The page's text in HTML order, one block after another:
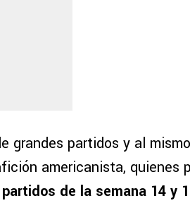
grandes partidos y al mismo
americanista, quienes
de la semana 14 y